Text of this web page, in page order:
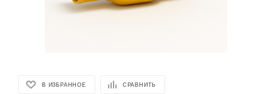
В ИЗБРАННОЕ СРАВНИТЬ